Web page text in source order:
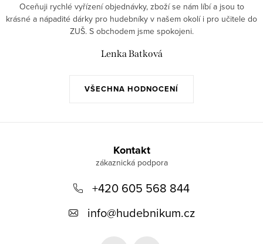
VŠECHNA HODNOCENÍ
Oceňuji rychlé vyřízení objednávky, zboží se nám líbí a jsou to
krásné a nápadité dárky pro hudebníky v našem okolí i pro učitele do
ZUŠ. S obchodem jsme spokojeni.
Lenka Batková
Kontakt
+420 605 568 844
info@hudebnikum.cz